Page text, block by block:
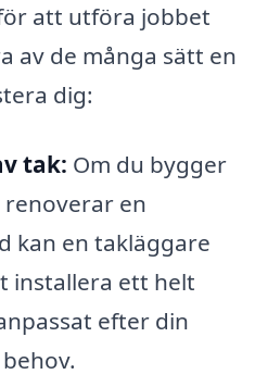
att utföra jobbet
av de många sätt en
dig:
tak: Om du bygger
en
kan en takläggare
installera ett helt
efter din